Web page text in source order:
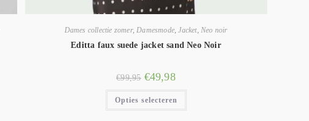
Dames collectie zomer,Damesmode,Jacket, Neo noir
Editta faux suede jacket sand Neo Noir
€99,95 €49,98
Opties selecteren